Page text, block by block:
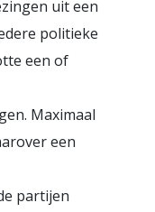
uit een
politieke
een of
Maximaal
een
partijen